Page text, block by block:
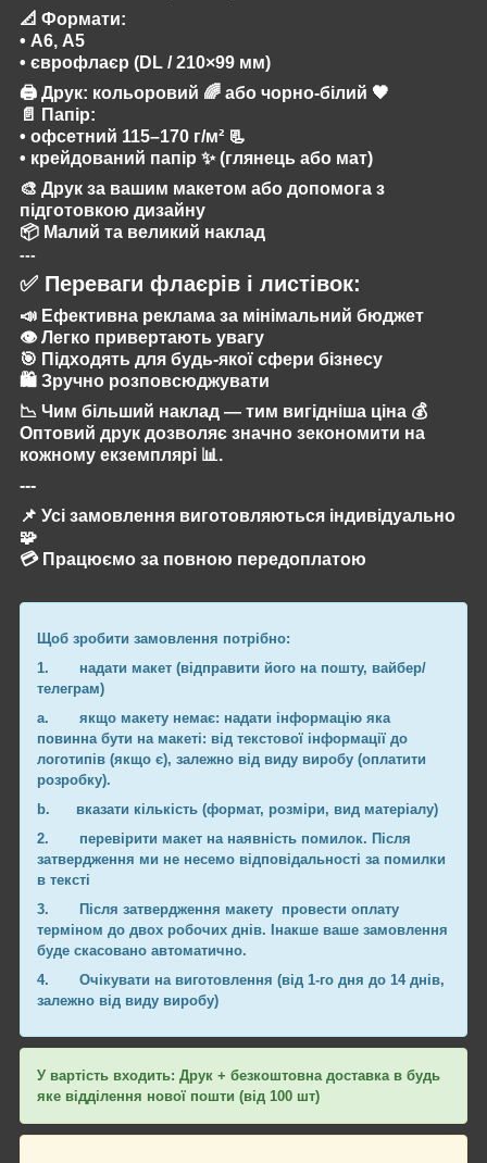
📐 Формати:
• А6, А5
• єврофлаєр (DL / 210×99 мм)
🖨️ Друк: кольоровий 🌈 або чорно-білий 🖤
📄 Папір:
• офсетний 115–170 г/м² 📃
• крейдований папір ✨ (глянець або мат)
🎨 Друк за вашим макетом або допомога з
підготовкою дизайну
📦 Малий та великий наклад
---
✅ Переваги флаєрів і листівок:
📣 Ефективна реклама за мінімальний бюджет
👁️ Легко привертають увагу
🎯 Підходять для будь-якої сфери бізнесу
🛍️ Зручно розповсюджувати
📉 Чим більший наклад — тим вигідніша ціна 💰
Оптовий друк дозволяє значно зекономити на
кожному екземплярі 📊.
---
📌 Усі замовлення виготовляються індивідуально
🧩
💳 Працюємо за повною передоплатою
Щоб зробити замовлення потрібно:
1. надати макет (відправити його на пошту, вайбер/
телеграм)
a. якщо макету немає: надати інформацію яка
повинна бути на макеті: від текстової інформації до
логотипів (якщо є), залежно від виду виробу (оплатити
розробку).
b. вказати кількість (формат, розміри, вид матеріалу)
2. перевірити макет на наявність помилок. Після
затвердження ми не несемо відповідальності за помилки
в тексті
3.
Після затвердження макету провести оплату
терміном до двох робочих днів. Інакше ваше замовлення
буде скасовано автоматично.
4. Очікувати на виготовлення (від 1-го дня до 14 днів,
залежно від виду виробу)
У вартість входить: Друк + безкоштовна доставка в будь
яке відділення нової пошти (від 100 шт)